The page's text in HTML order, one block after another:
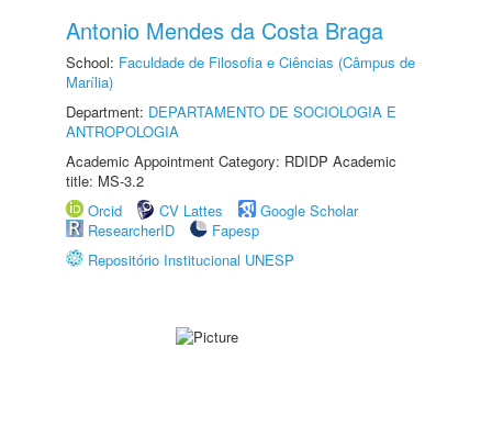
Antonio Mendes da Costa Braga
School: Faculdade de Filosofia e Ciências (Câmpus de
Marília)
Department: DEPARTAMENTO DE SOCIOLOGIA E
ANTROPOLOGIA
Academic Appointment Category: RDIDP Academic
title: MS-3.2
Orcid
CV Lattes
Google Scholar
ResearcherID
Fapesp
Repositório Institucional UNESP